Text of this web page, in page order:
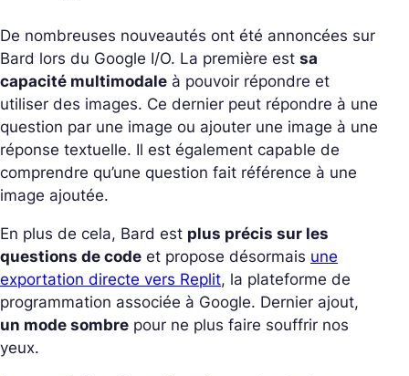
De nombreuses nouveautés ont été annoncées sur
Bard lors du Google I/O. La première est sa
capacité multimodale à pouvoir répondre et
utiliser des images. Ce dernier peut répondre à une
question par une image ou ajouter une image à une
réponse textuelle. Il est également capable de
comprendre qu’une question fait référence à une
image ajoutée.
En plus de cela, Bard est plus précis sur les
questions de code et propose désormais une
exportation directe vers Replit, la plateforme de
programmation associée à Google. Dernier ajout,
un mode sombre pour ne plus faire souffrir nos
yeux.